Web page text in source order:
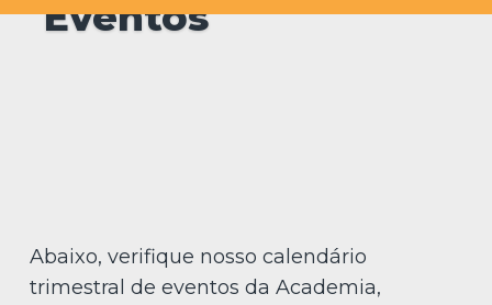
Eventos
Abaixo, verifique nosso calendário
trimestral de eventos da Academia,